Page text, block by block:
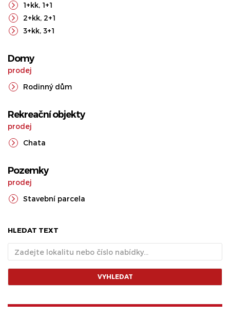
1+kk, 1+1
2+kk, 2+1
3+kk, 3+1
Domy
prodej
Rodinný dům
Rekreační objekty
prodej
Chata
Pozemky
prodej
Stavební parcela
HLEDAT TEXT
VYHLEDAT